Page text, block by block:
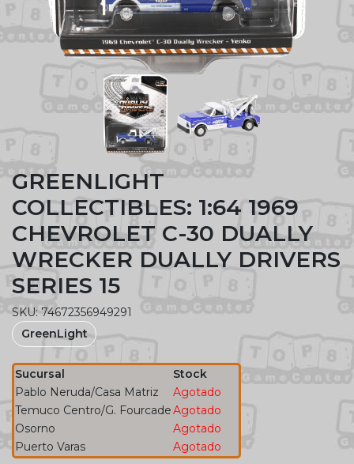
GREENLIGHT
COLLECTIBLES: 1:64 1969
CHEVROLET C-30 DUALLY
WRECKER DUALLY DRIVERS
SERIES 15
SKU: 74672356949291
GreenLight
Sucursal
Stock
Pablo Neruda/Casa Matriz
Agotado
Temuco Centro/G. FourcadeAgotado
Osorno
Agotado
Puerto Varas
Agotado